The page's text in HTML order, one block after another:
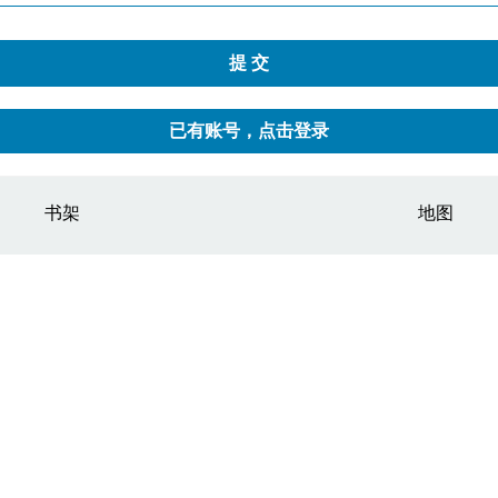
已有账号，点击登录
书架 地图